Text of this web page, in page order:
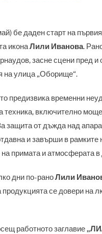
бе даден старт на
иконаЛили Иванова.
засне сцени пред и
на улица „Оборище“.
предизвика временни
техника, включително
защита от дъжда над
и завърши в
примата и атмосферата в
дни по-раноЛили
продукцията се довери на
работното заглавие